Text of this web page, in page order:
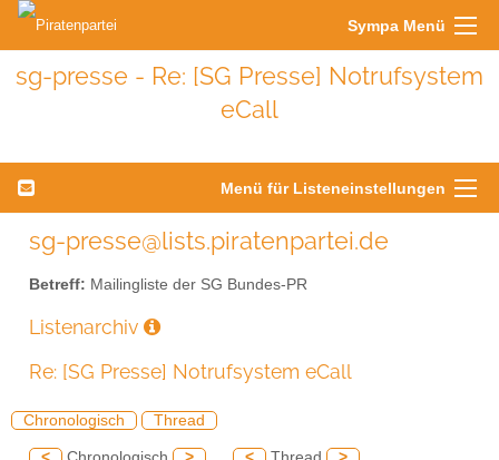
Sympa Menü
sg-presse - Re: [SG Presse] Notrufsystem
eCall
Menü für Listeneinstellungen
sg-presse@lists.piratenpartei.de
Betreff: Mailingliste der SG Bundes-PR
Listenarchiv
Re: [SG Presse] Notrufsystem eCall
Chronologisch Thread